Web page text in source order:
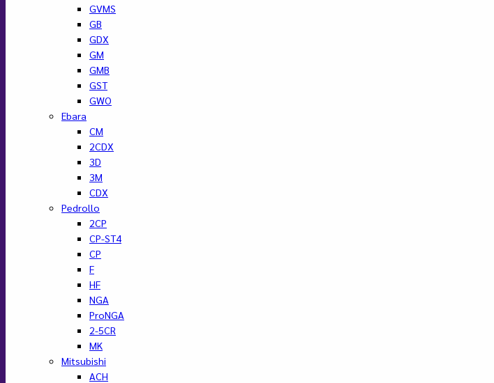
GVMS
GB
GDX
GM
GMB
GST
GWO
Ebara
CM
2CDX
3D
3M
CDX
Pedrollo
2CP
CP-ST4
CP
F
HF
NGA
ProNGA
2-5CR
MK
Mitsubishi
ACH